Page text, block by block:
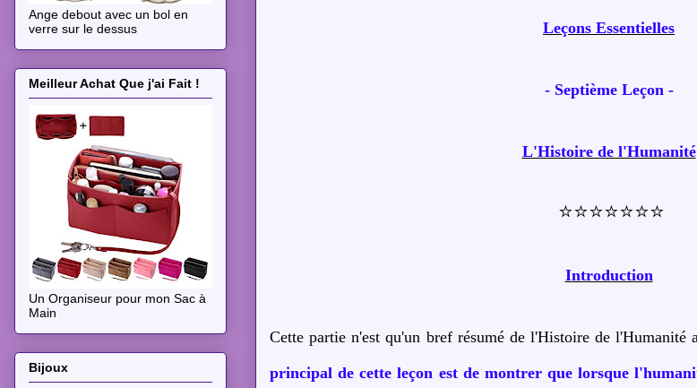
Leçons Essentielles
- Septième Leçon -
L'Histoire de l'Humanité
⭐⭐⭐⭐⭐⭐⭐
Introduction
Cette partie n'est qu'un bref résumé de l'Histoire de l'Humanité
principal de cette leçon est de montrer que lorsque
Ange debout avec un bol en
verre sur le dessus
Meilleur Achat Que j'ai Fait !
Un Organiseur pour mon Sac à
Main
Bijoux